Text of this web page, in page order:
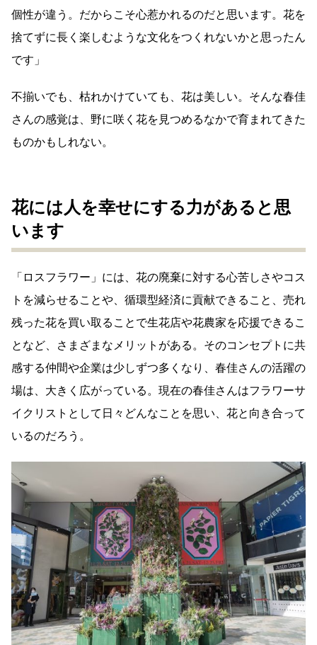
個性が違う。だからこそ心惹かれるのだと思います。花を
捨てずに長く楽しむような文化をつくれないかと思ったん
です」
不揃いでも、枯れかけていても、花は美しい。そんな春佳
さんの感覚は、野に咲く花を見つめるなかで育まれてきた
ものかもしれない。
花には人を幸せにする力があると思
います
「ロスフラワー」には、花の廃棄に対する心苦しさやコス
トを減らせることや、循環型経済に貢献できること、売れ
残った花を買い取ることで生花店や花農家を応援できるこ
となど、さまざまなメリットがある。そのコンセプトに共
感する仲間や企業は少しずつ多くなり、春佳さんの活躍の
場は、大きく広がっている。現在の春佳さんはフラワーサ
イクリストとして日々どんなことを思い、花と向き合って
いるのだろう。